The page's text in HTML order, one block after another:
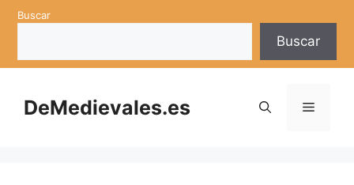
SaltarBuscar
Buscar
DeMedievales.es Menú